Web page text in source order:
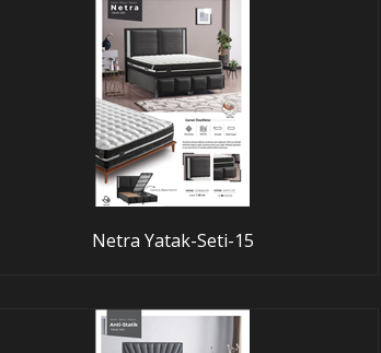
Netra Yatak-Seti-15